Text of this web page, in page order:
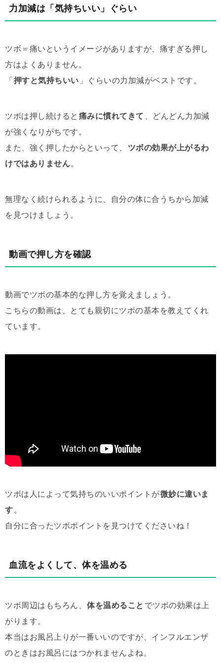
力加減は「気持ちいい」ぐらい
ツボ＝痛いというイメージがありますが、痛すぎる押し
方はよくありません。
「 押すと気持ちいい 」ぐらいの力加減がベストです。
ツボは押し続けると 痛みに慣れてきて 、どんどん力加減
が強くなりがちです。
また、強く押したからといって、
ツボの効果が上がるわ
けではありません。
無理なく続けられるように、自分の体に合うちから加減
を見つけましょう。
動画で押し方を確認
動画でツボの基本的な押し方を覚えましょう。
こちらの動画は、とても親切にツボの基本を教えてくれ
ています。
ツボは人によって気持ちのいいポイントが微妙に違いま
す 。
自分に合ったツボポイントを見つけてくださいね！
血流をよくして、体を温める
ツボ周辺はもちろん、 体を温めること でツボの効果は上
がります。
本当はお風呂上りが一番いいのですが、インフルエンザ
のときはお風呂にはつかれませんよね。